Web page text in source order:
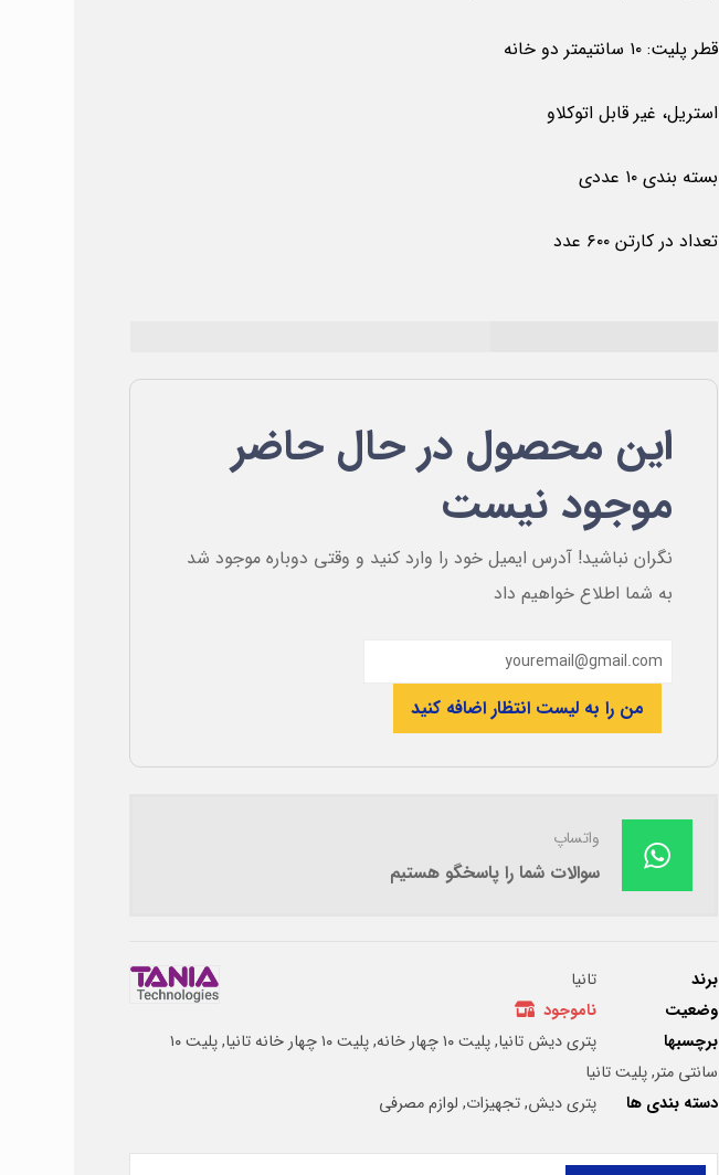
قطر پلیت: ۱۰ سانتیمتر دو خانه
استریل، غیر قابل اتوکلاو
بسته بندی ۱۰ عددی
تعداد در کارتن ۶۰۰ عدد
این محصول در حال حاضر
موجود نیست
نگران نباشید! آدرس ایمیل خود را وارد کنید و وقتی دوباره موجود شد
به شما اطلاع خواهیم داد
من را به لیست انتظار اضافه کنید
واتساپ
سوالات شما را پاسخگو هستیم
برند
تانیا
وضعیت
ناموجود
برچسبها
پتری دیش تانیا,پلیت ۱۰ چهار خانه ,پلیت ۱۰ چهار خانه تانیا ,
پلیت ۱۰
سانتی متر,پلیت تانیا
دسته بندی ها
پتری دیش,تجهیزات, لوازم مصرفی